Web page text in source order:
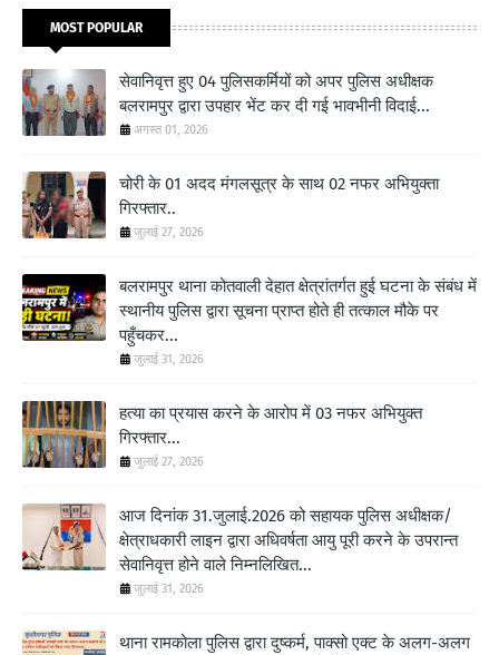
MOST POPULAR
सेवानिवृत्त हुए 04 पुलिसकर्मियों को अपर पुलिस अधीक्षक
बलरामपुर द्वारा उपहार भेंट कर दी गई भावभीनी विदाई...
अगस्त 01, 2026
चोरी के 01 अदद मंगलसूत्र के साथ 02 नफर अभियुक्ता
गिरफ्तार..
जुलाई 27, 2026
बलरामपुर थाना कोतवाली देहात क्षेत्रांतर्गत हुई घटना के संबंध में
स्थानीय पुलिस द्वारा सूचना प्राप्त होते ही तत्काल मौके पर
पहुँचकर...
जुलाई 31, 2026
हत्या का प्रयास करने के आरोप में 03 नफर अभियुक्त
गिरफ्तार...
जुलाई 27, 2026
आज दिनांक 31.जुलाई.2026 को सहायक पुलिस अधीक्षक/
क्षेत्राधकारी लाइन द्वारा अधिवर्षता आयु पूरी करने के उपरान्त
सेवानिवृत्त होने वाले निम्नलिखित...
जुलाई 31, 2026
थाना रामकोला पुलिस द्वारा दुष्कर्म, पाक्सो एक्ट के अलग-अलग